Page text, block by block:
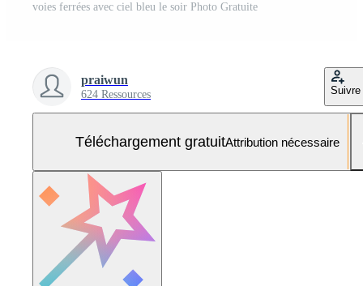
voies ferrées avec ciel bleu le soir Photo Gratuite
praiwun
624 Ressources Suivre
Téléchargement gratuitAttribution nécessaire